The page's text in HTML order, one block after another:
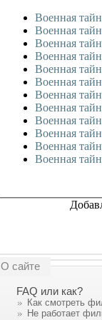
Военная
Военная
Военная
Военная
Военная
Военная
Военная
Военная
Военная
Военная
Военная
Военная
О сайте
FAQ или как?
Как смотреть
Не работает